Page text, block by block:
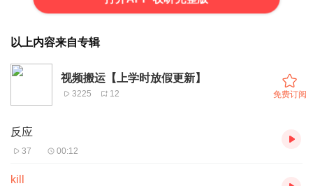
以上内容来自专辑
视频搬运【上学时放假更新】
3225 12 免费订阅
反应
37 00:12
kill